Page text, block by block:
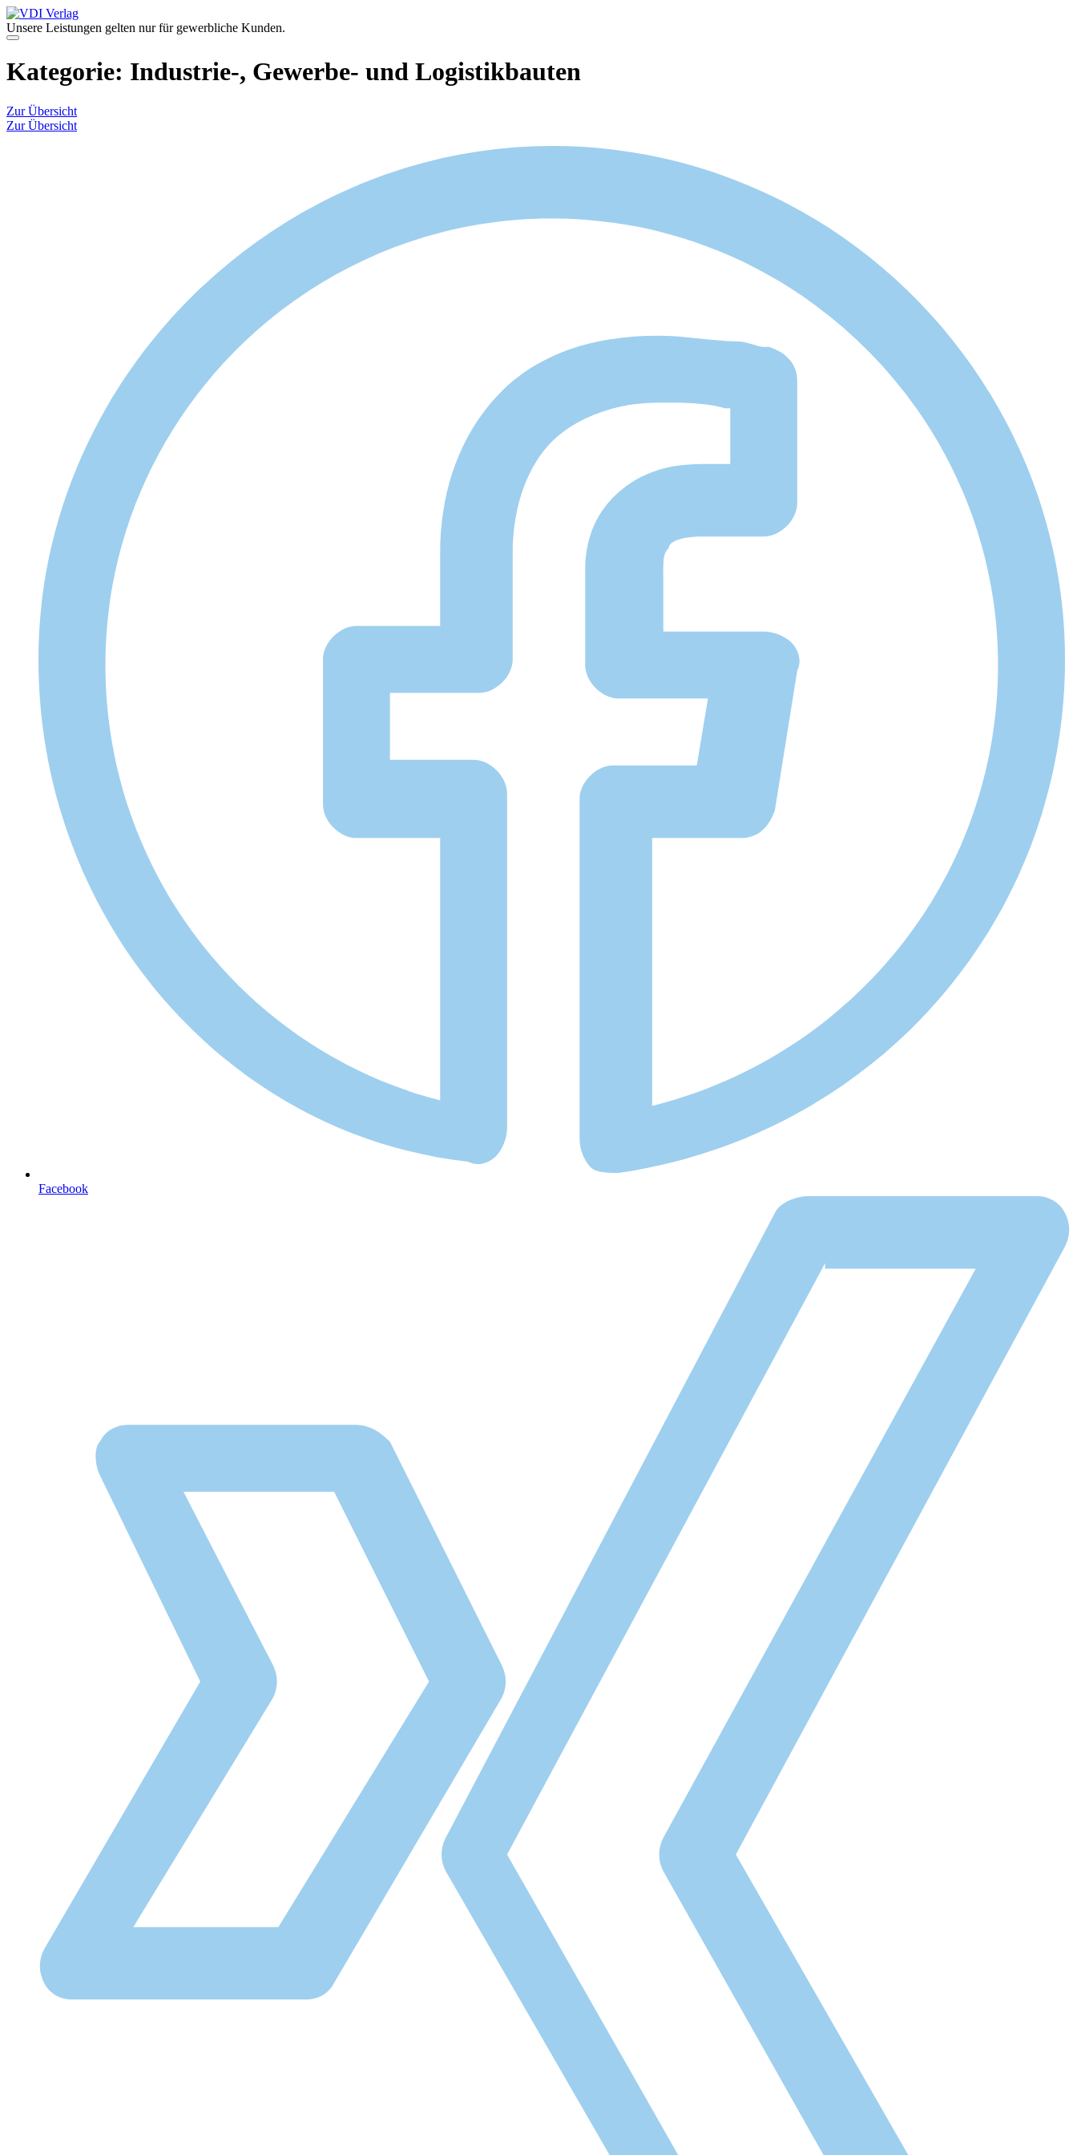
Zum
Inhalt
springen
Unsere Leistungen gelten nur für gewerbliche Kunden.
Menü
Kategorie: Industrie-, Gewerbe- und Logistikbauten
Zur Übersicht
Zur Übersicht
Facebook